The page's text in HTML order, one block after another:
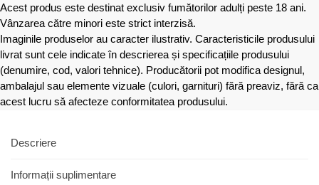
Acest produs este destinat exclusiv fumătorilor adulți peste 18 ani.
Vânzarea către minori este strict interzisă.
Imaginile produselor au caracter ilustrativ. Caracteristicile produsului
livrat sunt cele indicate în descrierea și specificațiile produsului
(denumire, cod, valori tehnice). Producătorii pot modifica designul,
ambalajul sau elemente vizuale (culori, garnituri) fără preaviz, fără ca
acest lucru să afecteze conformitatea produsului.
Descriere
Informații suplimentare